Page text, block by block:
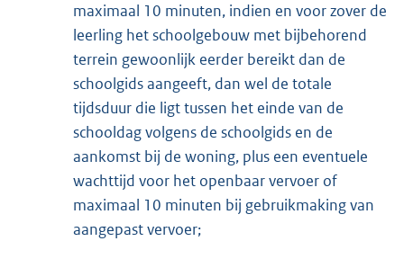
maximaal 10 minuten, indien en voor zover de
leerling het schoolgebouw met bijbehorend
terrein gewoonlijk eerder bereikt dan de
schoolgids aangeeft, dan wel de totale
tijdsduur die ligt tussen het einde van de
schooldag volgens de schoolgids en de
aankomst bij de woning, plus een eventuele
wachttijd voor het openbaar vervoer of
maximaal 10 minuten bij gebruikmaking van
aangepast vervoer;